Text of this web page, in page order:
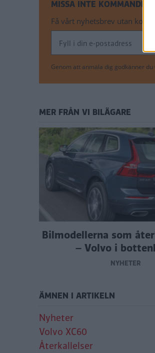
MISSA INTE KOMMANDE
Få vårt nyhetsbrev utan
Genom att anmäla dig godkänner du
MER FRÅN VI BILÄGARE
Bilmodellerna som
– Volvo i
NYHETER
ÄMNEN I ARTIKELN
Nyheter
Volvo XC60
Återkallelser